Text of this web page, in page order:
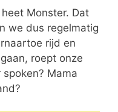
Monster. Dat
we dus regelmatig
rijd en
roept onze
Mama